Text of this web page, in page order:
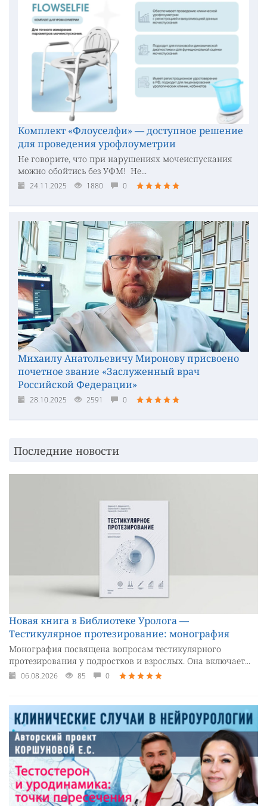
Комплект «Флоуселфи» — доступное решение
для проведения урофлоуметрии
Не говорите, что при нарушениях мочеиспускания
можно обойтись без УФМ! Не...
24.11.2025 1880 0
Михаилу Анатольевичу Миронову присвоено
почетное звание «Заслуженный врач
Российской Федерации»
28.10.2025 2591 0
Последние новости
Новая книга в Библиотеке Уролога —
Тестикулярное протезирование: монография
Монография посвящена вопросам тестикулярного
протезирования у подростков и взрослых. Она включает...
06.08.2026 85 0